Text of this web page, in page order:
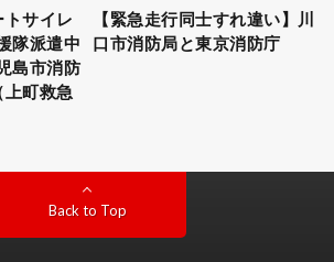
トサイレ
隊派遣中
島市消防
町救急
【緊急走行同士すれ違い】川
口市消防局と東京消防庁
Back to Top